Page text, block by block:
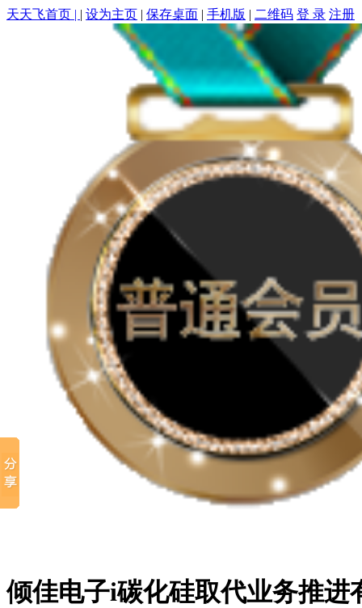
天天飞首页 | | 设为主页 | 保存桌面 | 手机版 | 二维码 登 录 注册
倾佳电子i碳化硅取代业务推进